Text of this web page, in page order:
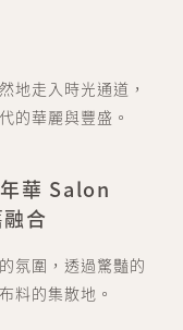
地走入時光通道，
的華麗與豐盛。
華 Salon
合
氛圍，透過驚豔的
料的集散地。